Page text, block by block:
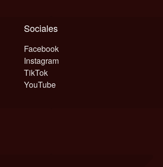
Sociales
Facebook
Instagram
TikTok
YouTube